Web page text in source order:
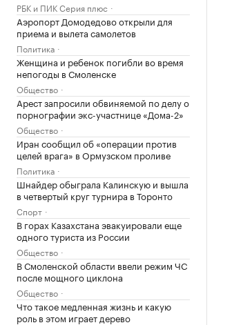
РБК и ПИК Серия плюс
Аэропорт Домодедово открыли для
приема и вылета самолетов
Политика
Женщина и ребенок погибли во время
непогоды в Смоленске
Общество
Арест запросили обвиняемой по делу о
порнографии экс-участнице «Дома-2»
Общество
Иран сообщил об «операции против
целей врага» в Ормузском проливе
Политика
Шнайдер обыграла Калинскую и вышла
в четвертый круг турнира в Торонто
Спорт
В горах Казахстана эвакуировали еще
одного туриста из России
Общество
В Смоленской области ввели режим ЧС
после мощного циклона
Общество
Что такое медленная жизнь и какую
роль в этом играет дерево